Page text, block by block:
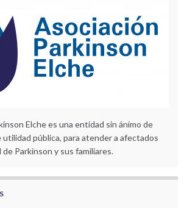
Elche es una entidad sin ánimo de
utilidad pública, para atender a afectados
Parkinson y sus familiares.